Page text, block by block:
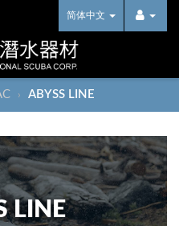
简体中文
› ABYSS LINE
LINE